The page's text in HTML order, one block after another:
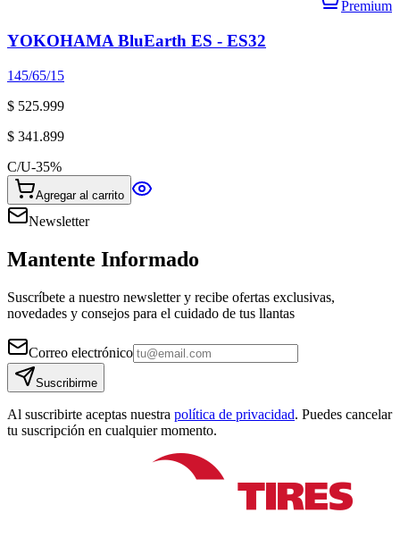
Premium
YOKOHAMA BluEarth ES - ES32
145/65/15
$ 525.999
$ 341.899
C/U-35%
Agregar al carrito
Newsletter
Mantente Informado
Suscríbete a nuestro newsletter y recibe ofertas exclusivas,
novedades y consejos para el cuidado de tus llantas
Correo electrónico
Suscribirme
Al suscribirte aceptas nuestra política de privacidad. Puedes cancelar
tu suscripción en cualquier momento.